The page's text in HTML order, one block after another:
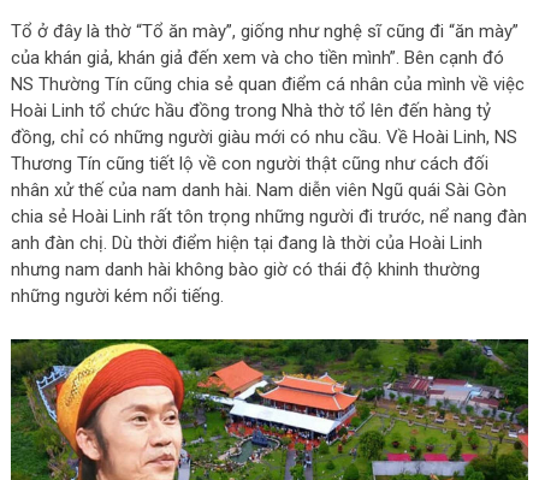
Tổ ở đây là thờ “Tổ ăn mày”, giống như nghệ sĩ cũng đi “ăn mày”
của khán giả, khán giả đến xem và cho tiền mình”. Bên cạnh đó
NS Thường Tín cũng chia sẻ quan điểm cá nhân của mình về việc
Hoài Linh tổ chức hầu đồng trong Nhà thờ tổ lên đến hàng tỷ
đồng, chỉ có những người giàu mới có nhu cầu. Về Hoài Linh, NS
Thương Tín cũng tiết lộ về con người thật cũng như cách đối
nhân xử thế của nam danh hài. Nam diễn viên Ngũ quái Sài Gòn
chia sẻ Hoài Linh rất tôn trọng những người đi trước, nể nang đàn
anh đàn chị. Dù thời điểm hiện tại đang là thời của Hoài Linh
nhưng nam danh hài không bào giờ có thái độ khinh thường
những người kém nổi tiếng.